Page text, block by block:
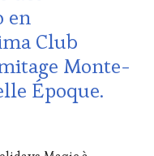
en
Club
Monte-
Époque.